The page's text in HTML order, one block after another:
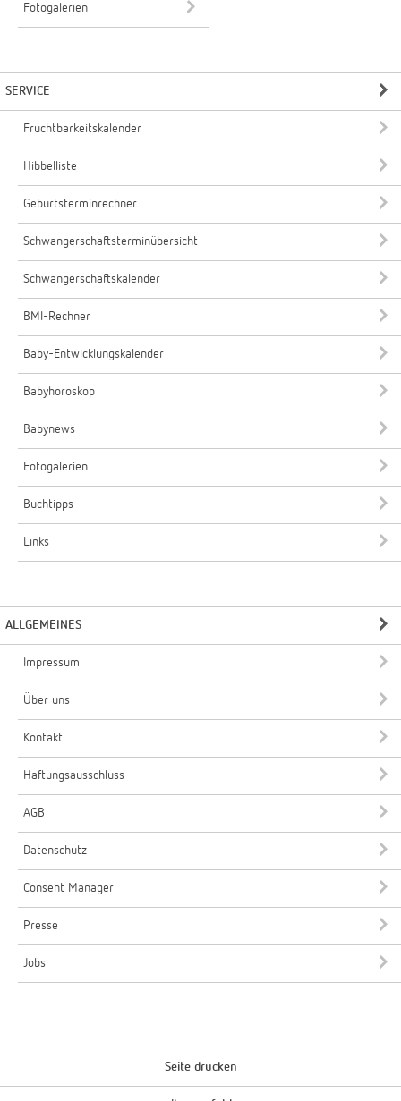
Fotogalerien
SERVICE
Fruchtbarkeitskalender
Hibbelliste
Geburtsterminrechner
Schwangerschaftsterminübersicht
Schwangerschaftskalender
BMI-Rechner
Baby-Entwicklungskalender
Babyhoroskop
Babynews
Fotogalerien
Buchtipps
Links
ALLGEMEINES
Impressum
Über uns
Kontakt
Haftungsausschluss
AGB
Datenschutz
Consent Manager
Presse
Jobs
Seite drucken